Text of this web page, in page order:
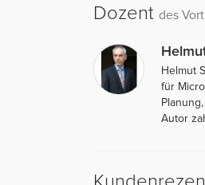
Dozent des
Helmut
für
Autor